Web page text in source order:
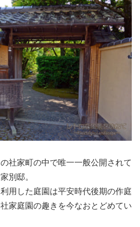
社家町の中で唯一一般公開されて
別邸。
用した庭園は平安時代後期の作庭
家庭園の趣きを今なおとどめてい